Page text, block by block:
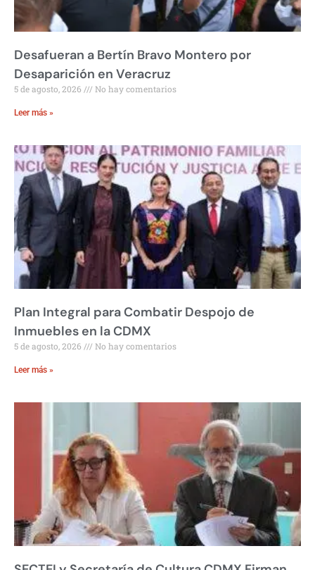
Desafueran a Bertín Bravo Montero por
Desaparición en Veracruz
5 de agosto, 2026 No hay comentarios
Leer más »
Plan Integral para Combatir Despojo de
Inmuebles en la CDMX
5 de agosto, 2026 No hay comentarios
Leer más »